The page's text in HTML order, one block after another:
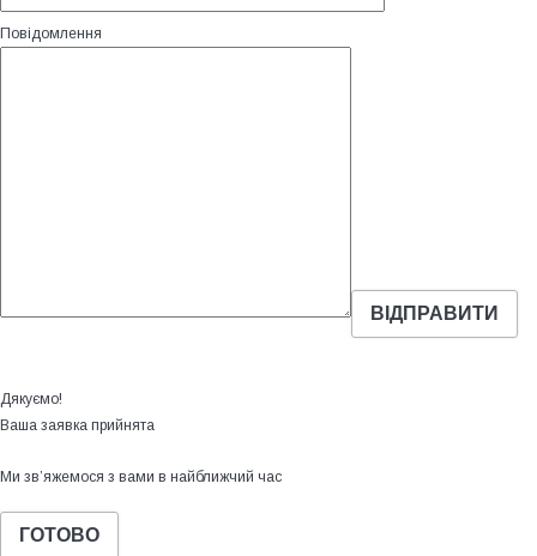
Повідомлення
Дякуємо!
Ваша заявка прийнята
Ми зв’яжемося з вами в найближчий час
ГОТОВО